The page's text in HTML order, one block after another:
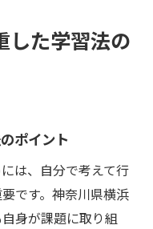
した学習法の
ポイント
は、自分で考えて行
です。神奈川県横浜
身が課題に取り組